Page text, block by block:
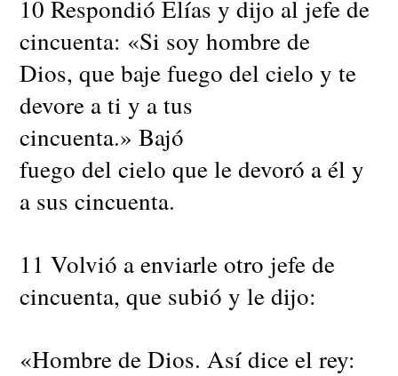
10 Respondió Elías y dijo al jefe de
cincuenta: «Si soy hombre de
Dios, que baje fuego del cielo y te
devore a ti y a tus
cincuenta.» Bajó
fuego del cielo que le devoró a él y
a sus cincuenta.
11 Volvió a enviarle otro jefe de
cincuenta, que subió y le dijo:
«Hombre de Dios. Así dice el rey: